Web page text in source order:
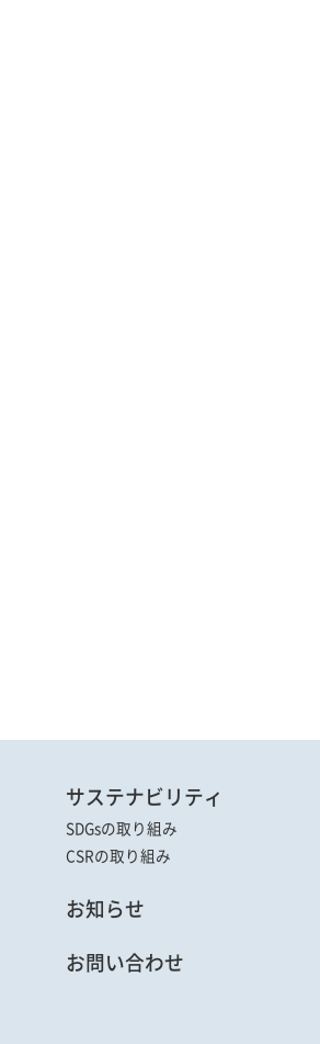
サステナビリティ
SDGsの取り組み
CSRの取り組み
お知らせ
お問い合わせ